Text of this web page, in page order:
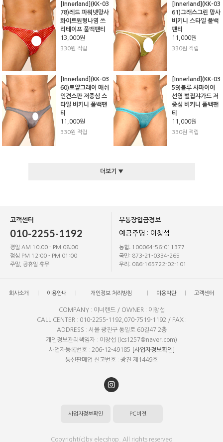
[Innerland](KK-03
78)레드 파워넷망사
화이트원형나염 쓰
리테이프 풀백팬티
13,000원
330원 적립
[Innerland](KK-03
61)그래스그린 망사
비키니 스타일 풀백
팬티
11,000원
330원 적립
[Innerland](KK-03
60)로얄그래이 매쉬
인견스판 저중심 스
타일 비키니 풀백팬
티
11,000원
330원 적립
[Innerland](KK-03
59)블루 사파이어
선염 벌집쟈가드 저
중심 비키니 풀백팬
티
11,000원
330원 적립
더보기 ▼
고객센터
010-2255-1192
평일 AM 10:00 - PM 08:00
점심 PM 12:00 - PM 01:00
주말, 공휴일 휴무
무통장입금정보
예금주명 : 이창섭
농협: 100064-56-011377
국민: 873-21-0334-265
우리: 086-165722-02-101
회사소개 이용안내 개인정보 처리방침 이용약관 고객센터
COMPANY : 이너랜드 / OWNER : 이창섭
CALL CENTER : 010-2255-1192,070-7519-1192 / FAX :
ADDRESS : 서울 광진구 동일로 60길47 2층
개인정보관리책임자 : 이창섭 (lcs1257@naver.com)
사업자등록번호 : 206-12-49185
[사업자정보확인]
통신판매업 신고번호 : 광진 제1449호
사업자정보확인 PC버전
Copyright(c)by elecshop. All rights reserved